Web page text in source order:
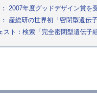
2007年度グッドデザイン賞を
産総研の世界初「密閉型遺伝
スト：検索「完全密閉型遺伝子